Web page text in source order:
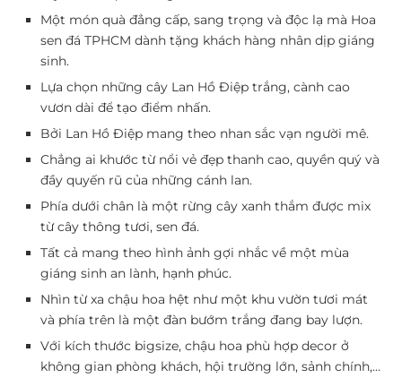
Một món quà đẳng cấp, sang trọng và độc lạ mà Hoa
sen đá TPHCM dành tặng khách hàng nhân dịp giáng
sinh.
Lựa chọn những cây Lan Hồ Điệp trắng, cành cao
vươn dài để tạo điểm nhấn.
Bởi Lan Hồ Điệp mang theo nhan sắc vạn người mê.
Chẳng ai khước từ nổi vẻ đẹp thanh cao, quyền quý và
đầy quyến rũ của những cánh lan.
Phía dưới chân là một rừng cây xanh thắm được mix
từ cây thông tươi, sen đá.
Tất cả mang theo hình ảnh gợi nhắc về một mùa
giáng sinh an lành, hạnh phúc.
Nhìn từ xa chậu hoa hệt như một khu vườn tươi mát
và phía trên là một đàn bướm trắng đang bay lượn.
Với kích thước bigsize, chậu hoa phù hợp decor ở
không gian phòng khách, hội trường lớn, sảnh chính,…